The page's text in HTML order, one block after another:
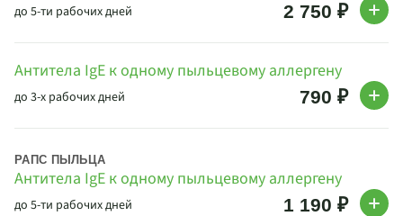
до 5-ти рабочих дней 2 750 ₽
Антитела IgE к одному пыльцевому аллергену
до 3-х рабочих дней 790 ₽
Антитела IgE к одному пыльцевому аллергену
РАПС ПЫЛЬЦА
до 5-ти рабочих дней 1 190 ₽